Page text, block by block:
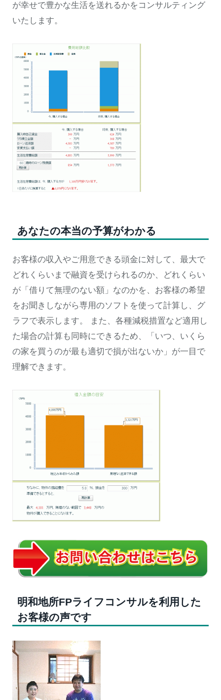
が幸せで豊かな生活を送れるかをコンサルティング
いたします。
あなたの本当の予算がわかる
お客様の収入やご用意できる頭金に対して、最大で
どれくらいまで融資を受けられるのか、どれくらい
が「借りて無理のない額」なのかを、お客様の希望
をお聞きしながら専用のソフトを使って計算し、グ
ラフで表示します。 また、各種減税措置など適用し
た場合の計算も同時にできるため、「いつ、いくら
の家を買うのが最も適切で損が出ないか」が一目で
理解できます。
明和地所FPライフコンサルを利用した
お客様の声です